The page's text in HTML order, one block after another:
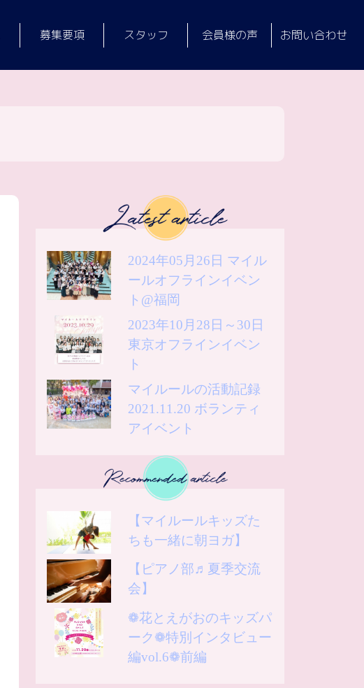
募集要項 スタッフ 会員様の声 お問い合わせ
2024年05月26日 マイル
ールオフラインイベン
ト@福岡
2023年10月28日～30日
東京オフラインイベン
ト
マイルールの活動記録
2021.11.20 ボランティ
アイベント
【マイルールキッズた
ちも一緒に朝ヨガ】
【ピアノ部♬夏季交流
会】
❁花とえがおのキッズパ
ーク❁特別インタビュー
編vol.6❁前編